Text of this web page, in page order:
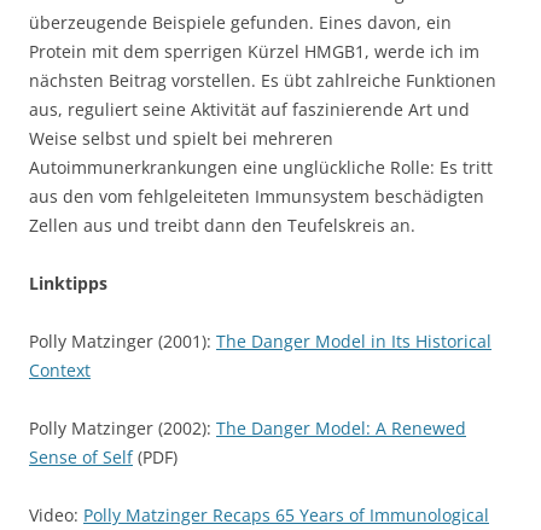
überzeugende Beispiele gefunden. Eines davon, ein
Protein mit dem sperrigen Kürzel HMGB1, werde ich im
nächsten Beitrag vorstellen. Es übt zahlreiche Funktionen
aus, reguliert seine Aktivität auf faszinierende Art und
Weise selbst und spielt bei mehreren
Autoimmunerkrankungen eine unglückliche Rolle: Es tritt
aus den vom fehlgeleiteten Immunsystem beschädigten
Zellen aus und treibt dann den Teufelskreis an.
Linktipps
Polly Matzinger (2001): The Danger Model in Its Historical
Context
Polly Matzinger (2002): The Danger Model: A Renewed
Sense of Self(PDF)
Video: Polly Matzinger Recaps 65 Years of Immunological